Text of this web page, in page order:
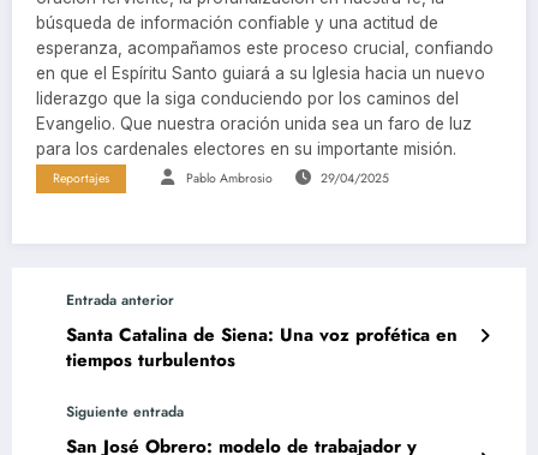
búsqueda de información confiable y una actitud de
esperanza, acompañamos este proceso crucial, confiando
en que el Espíritu Santo guiará a su Iglesia hacia un nuevo
liderazgo que la siga conduciendo por los caminos del
Evangelio. Que nuestra oración unida sea un faro de luz
para los cardenales electores en su importante misión.
Reportajes Pablo Ambrosio 29/04/2025
Entrada anterior
Santa Catalina de Siena: Una voz profética en
tiempos turbulentos
Siguiente entrada
San José Obrero: modelo de trabajador y